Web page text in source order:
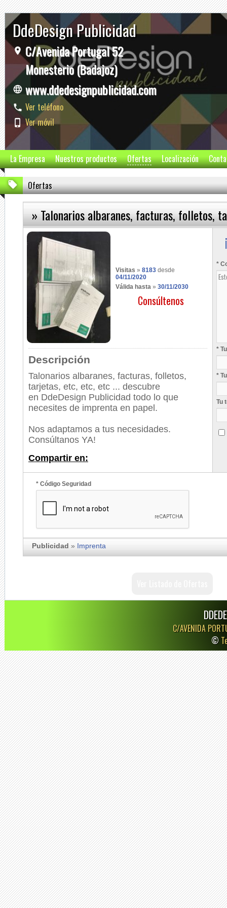
DdeDesign Publicidad
C/Avenida Portugal 52
Monesterio (Badajoz)
www.ddedesignpublicidad.com
Ver teléfono
Ver móvil
La Empresa Nuestros productos Ofertas Localización
Ofertas
» Talonarios albaranes, facturas, folletos,
Visitas » 8183 desde
04/11/2020
Válida hasta » 30/11/2030
Consúltenos
Descripción
Talonarios albaranes, facturas, folletos,
tarjetas, etc, etc, etc ... descubre
en DdeDesign Publicidad todo lo que
necesites de imprenta en papel.
Nos adaptamos a tus necesidades.
Consúltanos YA!
Compartir en:
*
*
*
Tu
* Código Seguridad
Publicidad » Imprenta
C/AVENIDA
©